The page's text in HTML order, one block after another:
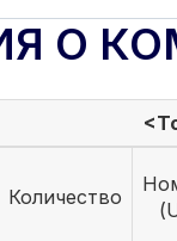
О
Количество